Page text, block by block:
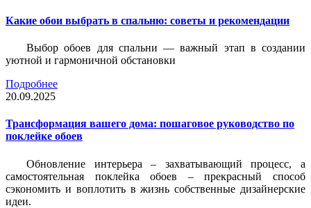
Какие обои выбрать в спальню: советы и рекомендации
Выбор обоев для спальни — важный этап в создании
уютной и гармоничной обстановки
Подробнее
20.09.2025
Трансформация вашего дома: пошаговое руководство по
поклейке обоев
Обновление интерьера – захватывающий процесс, а
самостоятельная поклейка обоев – прекрасный способ
сэкономить и воплотить в жизнь собственные дизайнерские
идеи.